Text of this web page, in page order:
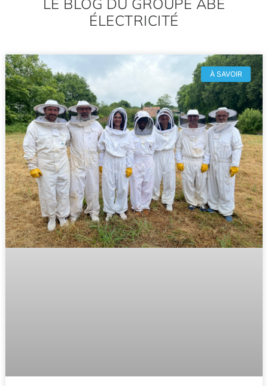
LE BLOG DU GROUPE ABE
ÉLECTRICITÉ
À SAVOIR